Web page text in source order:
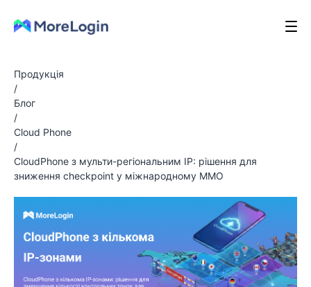
Продукція
/
Блог
/
Cloud Phone
/
CloudPhone з мульти-регіональним IP: рішення для
зниження checkpoint у міжнародному MMO